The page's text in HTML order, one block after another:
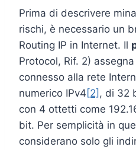
Prima di descrivere
rischi, è necessario un
Routing IP in Internet. Il
Protocol, Rif. 2)
connesso alla rete
numerico IPv4 [2] , di 32
con 4 ottetti come
bit. Per semplicità in
considerano solo gli